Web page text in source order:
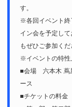
す。
※各回イベント終
イン会を予定し
もぜひご参加くだ
※イベントの特性
■会場 六本木 蔦
ース
■チケットの料金